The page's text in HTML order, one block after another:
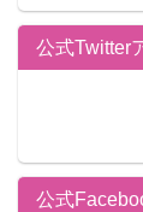
公式Twitter
公式